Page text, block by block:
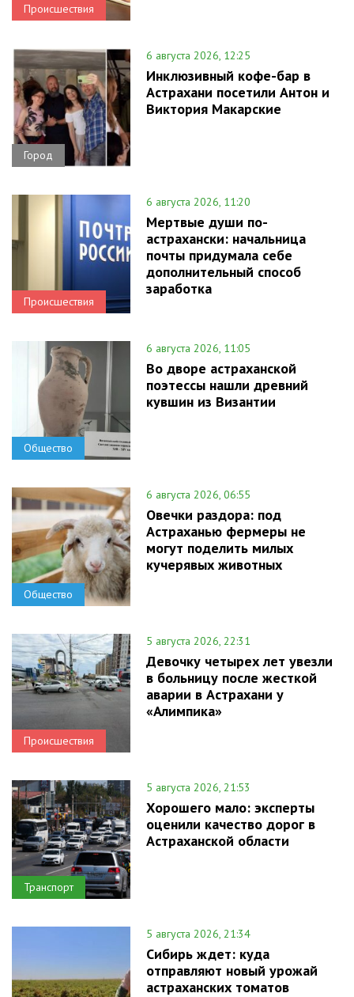
Происшествия
Город
6 августа 2026, 12:25
Инклюзивный кофе-бар в
Астрахани посетили Антон и
Виктория Макарские
Происшествия
6 августа 2026, 11:20
Мертвые души по-
астрахански: начальница
почты придумала себе
дополнительный способ
заработка
Общество
6 августа 2026, 11:05
Во дворе астраханской
поэтессы нашли древний
кувшин из Византии
Общество
6 августа 2026, 06:55
Овечки раздора: под
Астраханью фермеры не
могут поделить милых
кучерявых животных
Происшествия
5 августа 2026, 22:31
Девочку четырех лет увезли
в больницу после жесткой
аварии в Астрахани у
«Алимпика»
Транспорт
5 августа 2026, 21:53
Хорошего мало: эксперты
оценили качество дорог в
Астраханской области
5 августа 2026, 21:34
Сибирь ждет: куда
отправляют новый урожай
астраханских томатов